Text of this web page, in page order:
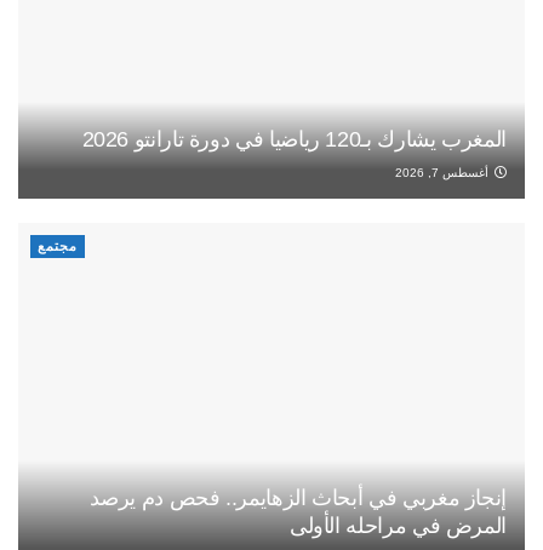
المغرب يشارك بـ120 رياضيا في دورة تارانتو 2026
أغسطس 7, 2026
مجتمع
إنجاز مغربي في أبحاث الزهايمر.. فحص دم يرصد
المرض في مراحله الأولى